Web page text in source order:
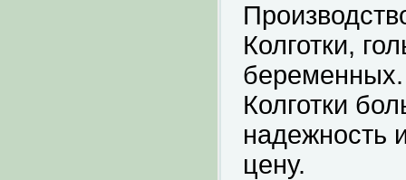
Колготки,
беременных.
Колготки
надежность
цену.